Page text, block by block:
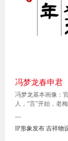
冯梦龙春申君
冯梦龙基本画像：
人，“言”开始，老
—
IP形象发布 吉祥物